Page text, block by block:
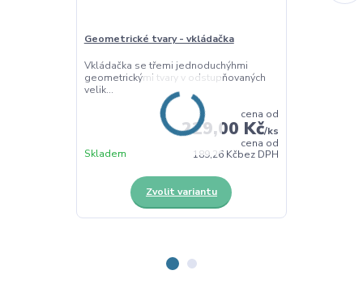
Geometrické tvary - vkládačka
Vkládačka se třemi jednoduchýhmi
geometrickými tvary v odstupňovaných
velik...
cena od
229,00 Kč/ks
cena od
189,26 Kčbez DPH
Skladem
Zvolit variantu